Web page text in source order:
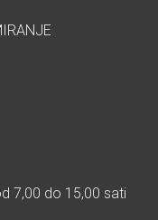
7,00 do 15,00 sati